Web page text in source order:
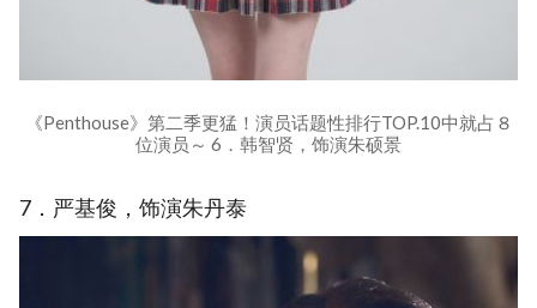
《Penthouse》第二季更猛！演员话题性排行TOP.10中就占８
位演员～ 6．韩智贤，饰演朱硕景
7．严基俊，饰演朱丹泰